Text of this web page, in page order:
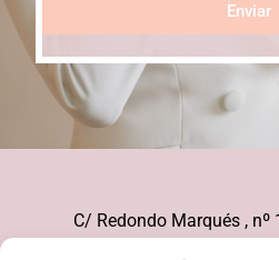
Enviar
C/ Redondo Marqués , nº